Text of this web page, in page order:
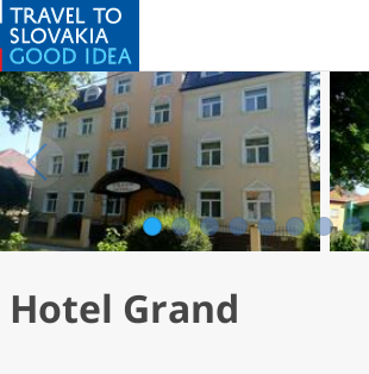
1 2 3 4 5 6 7 8
Hotel Grand